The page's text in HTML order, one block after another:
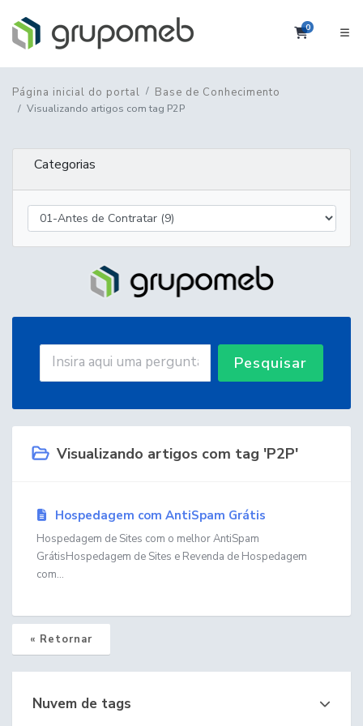
0Carrinho
Página inicial do portal Base de Conhecimento
Visualizando artigos com tag P2P
Categorias
Pesquisar
Visualizando artigos com tag 'P2P'
Hospedagem com AntiSpam Grátis
Hospedagem de Sites com o melhor AntiSpam
GrátisHospedagem de Sites e Revenda de Hospedagem
com...
« Retornar
Nuvem de tags